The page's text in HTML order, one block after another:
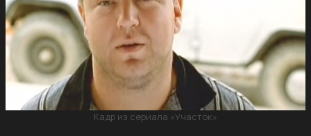
Кадр из сериала «Участок»